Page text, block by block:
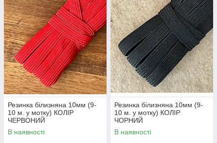
Резинка білизняна 10мм (9-
10 м. у мотку) КОЛІР
ЧЕРВОНИЙ
В наявності
Резинка білизняна 10мм (9-
10 м. у мотку) КОЛІР
ЧОРНИЙ
В наявності